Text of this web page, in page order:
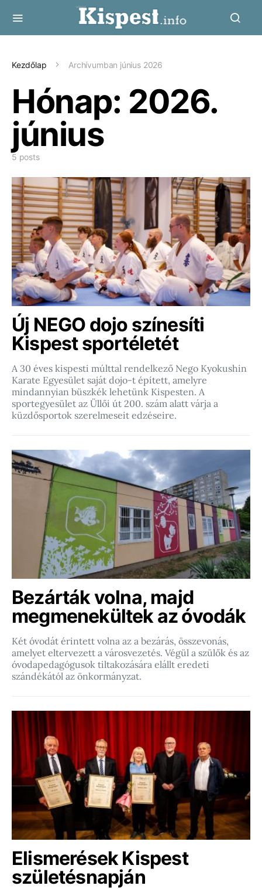
Kezdőlap Archívumban június 2026
Hónap: 2026.
június
5 posts
Új NEGO dojo színesíti
Kispest sportéletét
A 30 éves kispesti múlttal rendelkező Nego Kyokushin
Karate Egyesület saját dojo-t épített, amelyre
mindannyian büszkék lehetünk Kispesten. A
sportegyesület az Üllői út 200. szám alatt várja a
küzdősportok szerelmeseit edzéseire.
Bezárták volna, majd
megmenekültek az óvodák
Két óvodát érintett volna az a bezárás, összevonás,
amelyet eltervezett a városvezetés. Végül a szülők és az
óvodapedagógusok tiltakozására elállt eredeti
szándékától az önkormányzat.
Elismerések Kispest
születésnapján